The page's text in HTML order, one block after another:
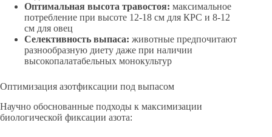
Оптимальная высота травостоя: максимальное
потребление при высоте 12-18 см для КРС и 8-12
см для овец
Селективность выпаса: животные предпочитают
разнообразную диету даже при наличии
высокопалатабельных монокультур
Оптимизация азотфиксации под выпасом
Научно обоснованные подходы к максимизации
биологической фиксации азота: